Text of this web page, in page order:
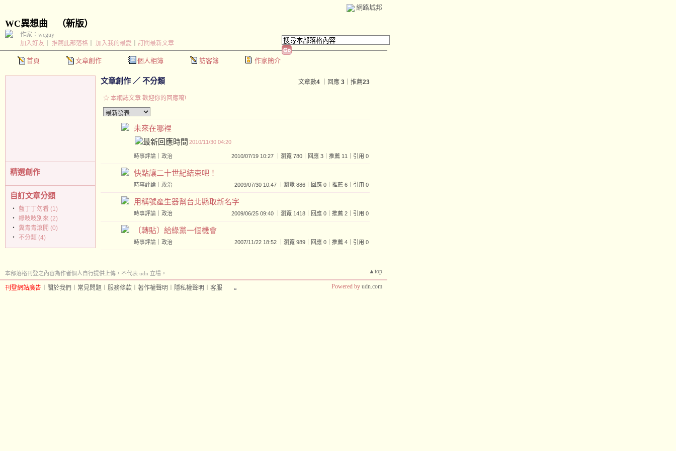
網路城邦
WC異想曲 （新版）
首頁 文章創作 個人相簿 訪客簿 作家簡介
加入好友 推薦此部落格 加入我的最愛 訂閱最新文章
作家：wcguy
精選創作
自訂文章分類
‧
藍丁丁勿看 (1)
‧ 綠吱吱別來 (2)
‧ 糞青青滾開 (0)
‧
不分類 (4)
文章創作 ／ 不分類 文章數4 ｜回應 3 ｜推薦23
☆ 本網誌文章 歡迎你的回應唷!
未來在哪裡
2010/11/30 04:20
時事評論 政治 2010/07/19 10:27 ｜瀏覽 780｜回應 3｜推薦 11｜引用 0
快點讓二十世紀結束吧！
時事評論 政治 2009/07/30 10:47 ｜瀏覽 886｜回應 0｜推薦 6｜引用 0
用稱號產生器幫台北縣取新名字
時事評論 政治 2009/06/25 09:40 ｜瀏覽 1418｜回應 0｜推薦 2｜引用 0
〔轉貼〕給綠黨一個機會
時事評論 政治 2007/11/22 18:52 ｜瀏覽 989｜回應 0｜推薦 4｜引用 0
▲top
本部落格刊登之內容為作者個人自行提供上傳，不代表 udn 立場。
刊登網站廣告 關於我們 常見問題 服務條款 著作權聲明 隱私權聲明 客服 Powered by udn.com